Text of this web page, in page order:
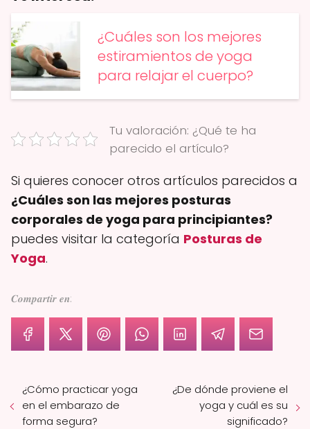
¿Cuáles son los mejores
estiramientos de yoga
para relajar el cuerpo?
Tu valoración: ¿Qué te ha
parecido el artículo?
Si quieres conocer otros artículos parecidos a
¿Cuáles son las mejores posturas
corporales de yoga para principiantes?
puedes visitar la categoría Posturas de
Yoga.
𝑪𝒐𝒎𝒑𝒂𝒓𝒕𝒊𝒓 𝒆𝒏:
¿Cómo practicar yoga
en el embarazo de
forma segura?
¿De dónde proviene el
yoga y cuál es su
significado?